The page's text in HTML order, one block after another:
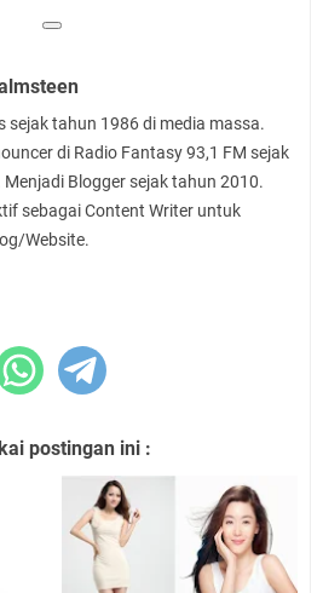
sejak tahun 1986 di media massa.
di Radio Fantasy 93,1 FM sejak
Blogger sejak tahun 2010.
sebagai Content Writer untuk
Website.
postingan ini :